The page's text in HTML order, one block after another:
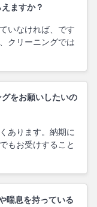
ますか？
いなければ、です
クリーニングでは
をお願いしたいの
あります。納期に
もお受けすること
喘息を持っている